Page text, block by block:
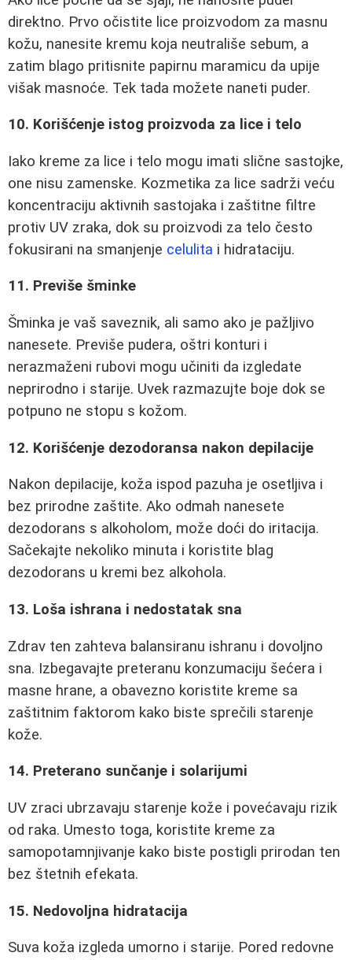
direktno. Prvo očistite lice proizvodom za masnu
kožu, nanesite kremu koja neutrališe sebum, a
zatim blago pritisnite papirnu maramicu da upije
višak masnoće. Tek tada možete naneti puder.
10. Korišćenje istog proizvoda za lice i telo
Iako kreme za lice i telo mogu imati slične sastojke,
one nisu zamenske. Kozmetika za lice sadrži veću
koncentraciju aktivnih sastojaka i zaštitne filtre
protiv UV zraka, dok su proizvodi za telo često
fokusirani na smanjenje celulita i hidrataciju.
11. Previše šminke
Šminka je vaš saveznik, ali samo ako je pažljivo
nanesete. Previše pudera, oštri konturi i
nerazmaženi rubovi mogu učiniti da izgledate
neprirodno i starije. Uvek razmazujte boje dok se
potpuno ne stopu s kožom.
12. Korišćenje dezodoransa nakon depilacije
Nakon depilacije, koža ispod pazuha je osetljiva i
bez prirodne zaštite. Ako odmah nanesete
dezodorans s alkoholom, može doći do iritacija.
Sačekajte nekoliko minuta i koristite blag
dezodorans u kremi bez alkohola.
13. Loša ishrana i nedostatak sna
Zdrav ten zahteva balansiranu ishranu i dovoljno
sna. Izbegavajte preteranu konzumaciju šećera i
masne hrane, a obavezno koristite kreme sa
zaštitnim faktorom kako biste sprečili starenje
kože.
14. Preterano sunčanje i solarijumi
UV zraci ubrzavaju starenje kože i povećavaju rizik
od raka. Umesto toga, koristite kreme za
samopotamnjivanje kako biste postigli prirodan ten
bez štetnih efekata.
15. Nedovoljna hidratacija
Suva koža izgleda umorno i starije. Pored redovne